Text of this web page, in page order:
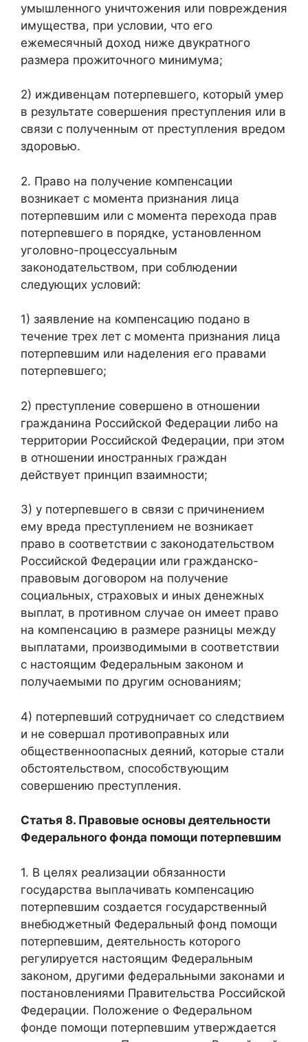
умышленного уничтожения или повреждения
имущества, при условии, что его
ежемесячный доход ниже двукратного
размера прожиточного минимума;
2) иждивенцам потерпевшего, который умер
в результате совершения преступления или в
связи с полученным от преступления вредом
здоровью.
2. Право на получение компенсации
возникает с момента признания лица
потерпевшим или с момента перехода прав
потерпевшего в порядке, установленном
уголовно-процессуальным
законодательством, при соблюдении
следующих условий:
1) заявление на компенсацию подано в
течение трех лет с момента признания лица
потерпевшим или наделения его правами
потерпевшего;
2) преступление совершено в отношении
гражданина Российской Федерации либо на
территории Российской Федерации, при этом
в отношении иностранных граждан
действует принцип взаимности;
3) у потерпевшего в связи с причинением
ему вреда преступлением не возникает
право в соответствии с законодательством
Российской Федерации или гражданско-
правовым договором на получение
социальных, страховых и иных денежных
выплат, в противном случае он имеет право
на компенсацию в размере разницы между
выплатами, производимыми в соответствии
с настоящим Федеральным законом и
получаемыми по другим основаниям;
4) потерпевший сотрудничает со следствием
и не совершал противоправных или
общественноопасных деяний, которые стали
обстоятельством, способствующим
совершению преступления.
Статья 8. Правовые основы деятельности
Федерального фонда помощи потерпевшим
1. В целях реализации обязанности
государства выплачивать компенсацию
потерпевшим создается государственный
внебюджетный Федеральный фонд помощи
потерпевшим, деятельность которого
регулируется настоящим Федеральным
законом, другими федеральными законами и
постановлениями Правительства Российской
Федерации. Положение о Федеральном
фонде помощи потерпевшим утверждается